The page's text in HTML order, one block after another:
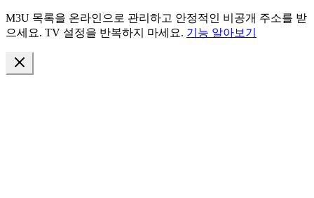
M3U 목록을 온라인으로 관리하고 안정적인 비공개 주소를 받
으세요. TV 설정을 반복하지 마세요. 기능 알아보기